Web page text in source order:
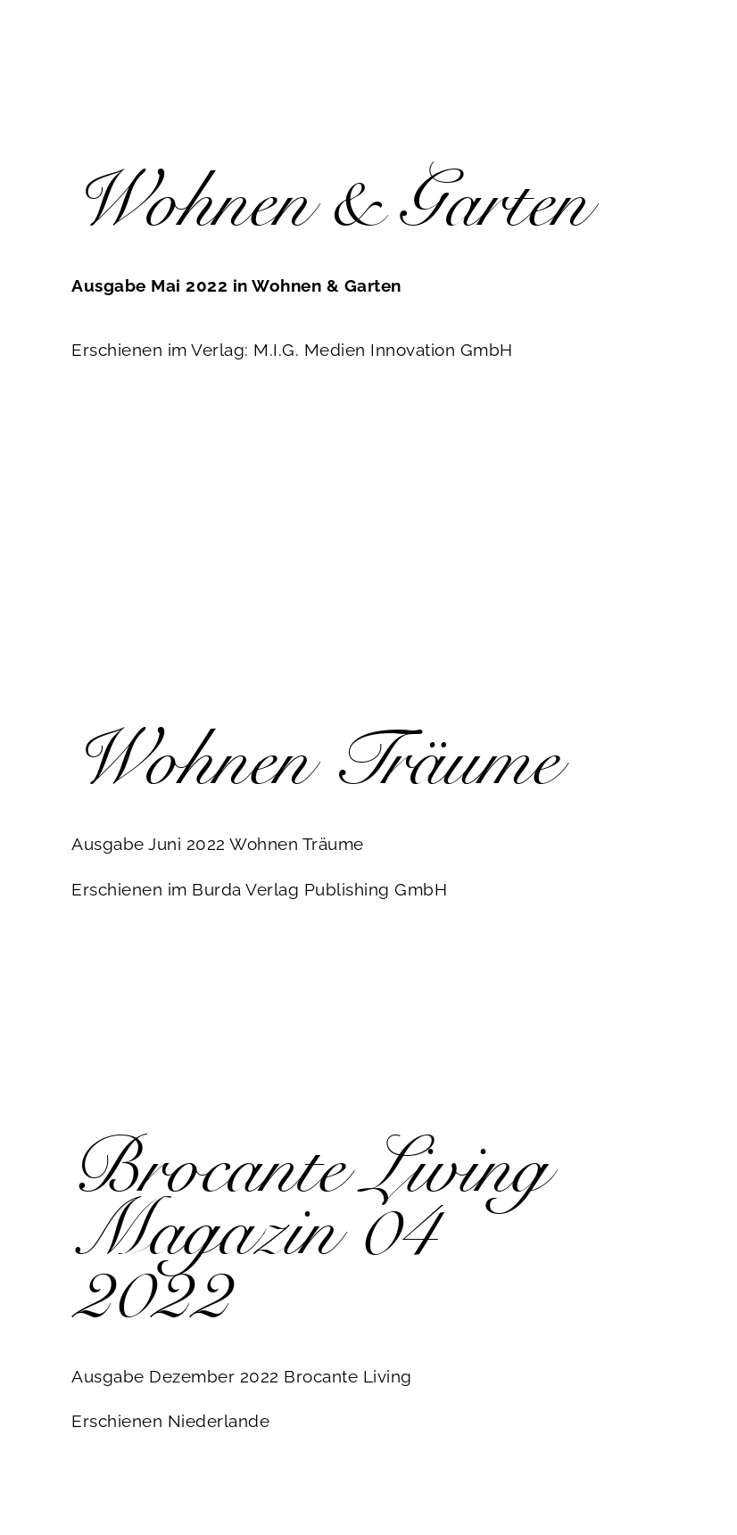
Wohnen & Garten
Ausgabe Mai 2022 in Wohnen & Garten
Erschienen im Verlag: M.I.G. Medien Innovation GmbH
Wohnen Träume
Ausgabe Juni 2022 Wohnen Träume
Erschienen im Burda Verlag Publishing GmbH
Brocante Living
Magazin 04
2022
Ausgabe Dezember 2022 Brocante Living
Erschienen Niederlande